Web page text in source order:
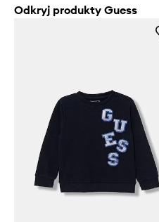
Odkryj produkty Guess